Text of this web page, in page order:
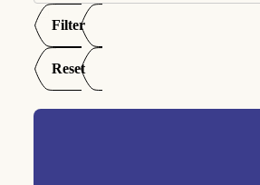
12e Zondag
13e Zondag
14e Zondag
15e Zondag
Goede Week
Kersttijd
Paastijd
A
B
Filter
Reset